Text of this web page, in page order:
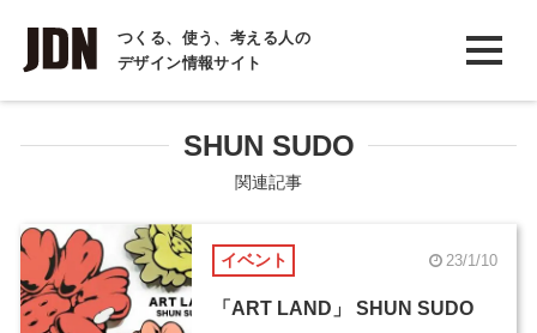
つくる、使う、考える人の
デザイン情報サイト
INTERVIEW
インタビュー
COLUMN
コラム
SHUN SUDO
関連記事
イベント 23/1/10
「ART LAND」 SHUN SUDO